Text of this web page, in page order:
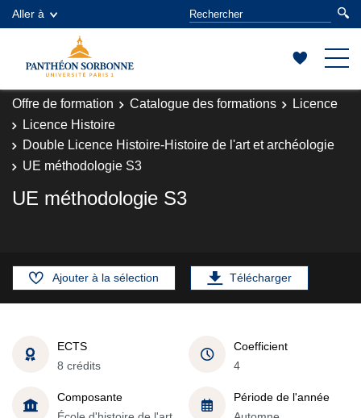
Aller à
Offre de formation Catalogue des formations
Licence
Licence Histoire
Double Licence Histoire-Histoire de l'art et archéologie
UE méthodologie S3
UE méthodologie S3
Ajouter à la sélection Télécharger
ECTS
8 crédits
Coefficient
4
Composante
Période de l'année